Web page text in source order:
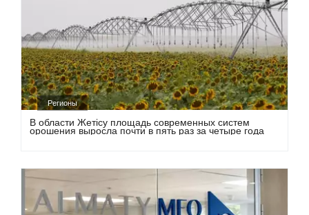
Регионы
В области Жетісу площадь современных систем
орошения выросла почти в пять раз за четыре года